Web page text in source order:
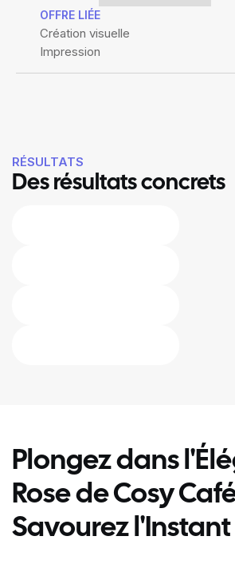
OFFRE LIÉE
Création visuelle
Impression
RÉSULTATS
Des résultats concrets
Plongez dans
Rose de Cosy
Savourez l'Instant